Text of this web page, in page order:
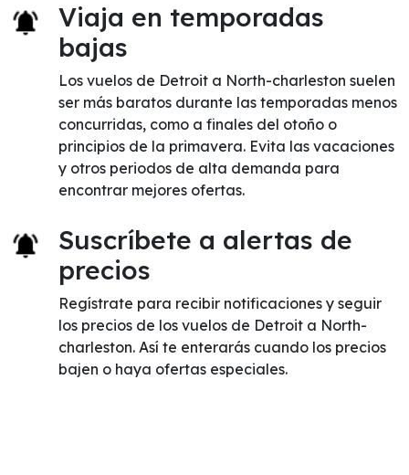
Viaja en temporadas
bajas
Los vuelos de Detroit a North-charleston suelen
ser más baratos durante las temporadas menos
concurridas, como a finales del otoño o
principios de la primavera. Evita las vacaciones
y otros periodos de alta demanda para
encontrar mejores ofertas.
Suscríbete a alertas de
precios
Regístrate para recibir notificaciones y seguir
los precios de los vuelos de Detroit a North-
charleston. Así te enterarás cuando los precios
bajen o haya ofertas especiales.